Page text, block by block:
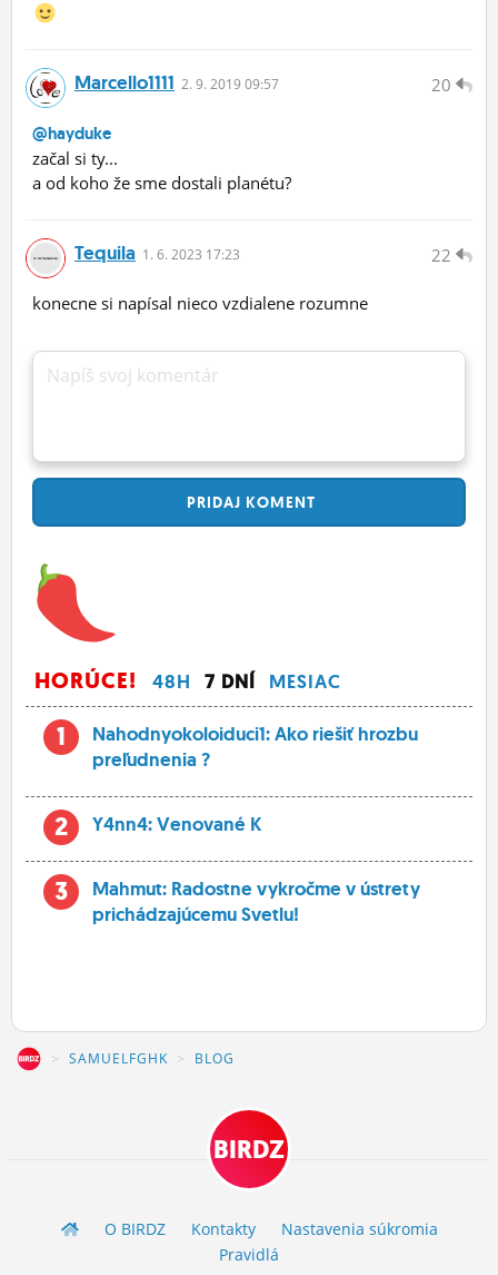
20
Marcello1111 2. 9. 2019 09:57
@hayduke
začal si ty...
a od koho že sme dostali planétu?
22
Tequila 1. 6. 2023 17:23
konecne si napísal nieco vzdialene rozumne
Napíš svoj komentár
PRIDAJ KOMENT
HORÚCE! 48H 7 DNÍ MESIAC
1
Nahodnyokoloiduci1: Ako riešiť hrozbu
preľudnenia ?
2 Y4nn4: Venované K
3
Mahmut: Radostne vykročme v ústrety
prichádzajúcemu Svetlu!
SAMUELFGHK BLOG
BIRDZ
O BIRDZ Kontakty
Nastavenia súkromia
Pravidlá